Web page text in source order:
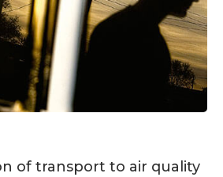
of transport to air quality